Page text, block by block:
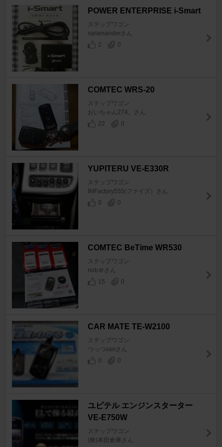
POWER ENTERPRISE i-Smart
ステップワゴン
saramanderさん
2
0
COMTEC WRS-20
ステップワゴン
おいちゃん274。さん
22
0
YUPITERU VE-E330R
ステップワゴン
IMFactory555(ファイズ）さん
0
0
COMTEC BeTime WR530
ステップワゴン
nob＠さん
15
0
CAR MATE TE-W2100
ステップワゴン
つっつsanさん
0
0
ユピテル エンジンスターター
VE-E750W
ステップワゴン
(株)本田倉庫さん